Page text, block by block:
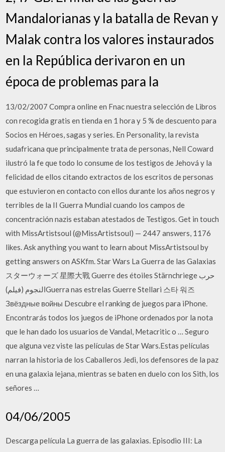
Mandalorianas y la batalla de Revan y
Malak contra los valores instaurados
en la República derivaron en un
época de problemas para la
13/02/2007 Compra online en Fnac nuestra selección de Libros
con recogida gratis en tienda en 1 hora y 5 % de descuento para
Socios en Héroes, sagas y series. En Personality, la revista
sudafricana que principalmente trata de personas, Nell Coward
ilustró la fe que todo lo consume de los testigos de Jehová y la
felicidad de ellos citando extractos de los escritos de personas
que estuvieron en contacto con ellos durante los años negros y
terribles de la II Guerra Mundial cuando los campos de
concentración nazis estaban atestados de Testigos. Get in touch
with MissArtistsoul (@MissArtistsoul) — 2447 answers, 1176
likes. Ask anything you want to learn about MissArtistsoul by
getting answers on ASKfm. Star Wars La Guerra de las Galaxias
スターウォーズ 星際大戰 Guerre des étoiles Stärnchriege حرب
النجوم (فيلم)Guerra nas estrelas Guerre Stellari 스타 워즈
Звёздные войны Descubre el ranking de juegos para iPhone.
Encontrarás todos los juegos de iPhone ordenados por la nota
que le han dado los usuarios de Vandal, Metacritic o … Seguro
que alguna vez viste las películas de Star Wars.Estas películas
narran la historia de los Caballeros Jedi, los defensores de la paz
en una galaxia lejana, mientras se baten en duelo con los Sith, los
señores …
04/06/2005
Descarga película La guerra de las galaxias. Episodio III: La